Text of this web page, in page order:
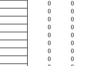
0
0
0
0
0
0
0
0
0
0
0
0
0
0
0
0